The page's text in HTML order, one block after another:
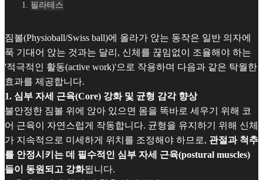
필라테스
짐볼(Physioball/Swiss ball)에 올라가 앉는 동작은 일반 의자에
푹 기대어 앉는 것과는 달리, 신체를 끊임없이 조율해야 하는
'적극적인 활동(active work)'으로 작용하며 다음과 같은 탁월한
효과를 제공합니다.
1. 심부 자세 근육(Core) 강화 및 균형 감각 향상
불안정한 짐볼 위에 앉아 있으면 몸을 똑바로 세우기 위해 코
어 근육이 자연스럽게 작동합니다. 균형을 유지하기 위해 신체
가 지속적으로 미세하게 위치를 조정해야 하므로, 관절과 척추
를 안정시키는 데 필수적인 심부 자세 근육(postural muscles)
들이 동원되고 강화됩니다.